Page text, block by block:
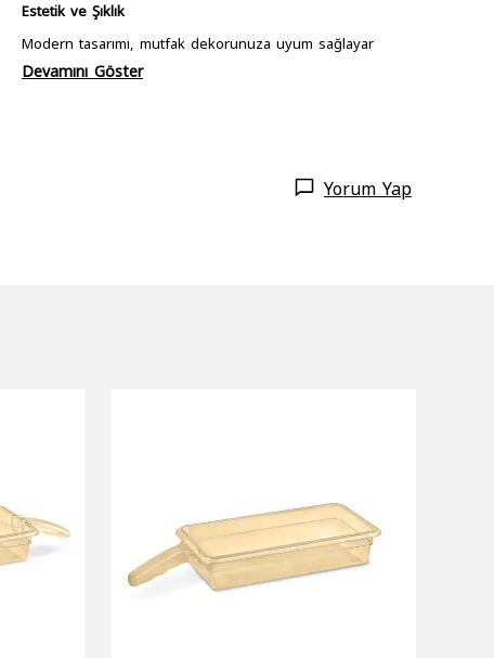
Estetik ve Şıklık
Modern tasarımı, mutfak dekorunuza uyum sağlayar
Devamını Göster
Yorum Yap